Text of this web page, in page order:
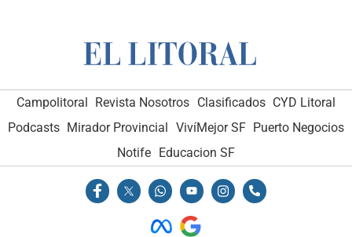
Campolitoral Revista Nosotros Clasificados CYD Litoral
Podcasts Mirador Provincial VivíMejor SF Puerto Negocios
Notife Educacion SF